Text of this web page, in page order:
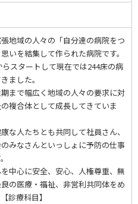
地域の人々の「自分達の病院をつ
いを結集して作られた病院です。
スタートして現在では244床の病
ました。
まで幅広く地域の人々の要求に対
複合体として成長してきていま
な人たちとも共同して社員さん、
みなさんといっしょに予防の仕事
中心に安全、安心、人権尊重、無
の医療・福祉、非営利共同体をめ
診療科目】